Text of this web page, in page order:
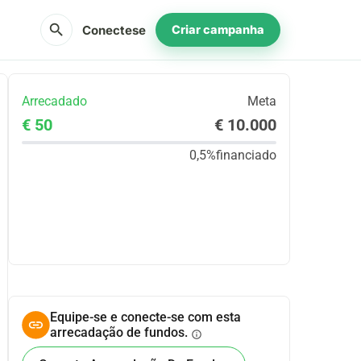
search Conectese Criar campanha
Arrecadado Meta
€ 50 € 10.000
0,5%financiado
Equipe-se e conecte-se com esta
arrecadação de fundos. info